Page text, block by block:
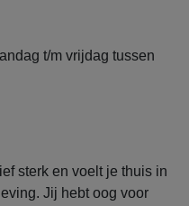
t/m vrijdag tussen
sterk en voelt je thuis in
Jij hebt oog voor